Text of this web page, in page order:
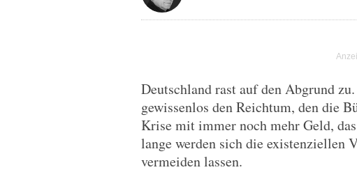
Deutschland rast auf den Abgrund
gewissenlos den Reichtum, den die
Krise mit immer noch mehr Geld,
lange werden sich die existenziellen
vermeiden lassen.